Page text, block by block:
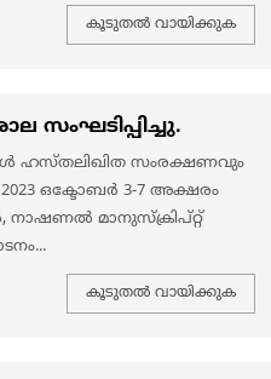
കൂടുതല്‍ വായിക്കുക
സംഘടിപ്പിച്ചു.
ഹസ്തലിഖിത സംരക്ഷണവും
ഒക്ടോബർ 3-7 അക്ഷരം
നാഷണൽ മാനുസ്ക്രിപ്റ്റ്
കൂടുതല്‍ വായിക്കുക